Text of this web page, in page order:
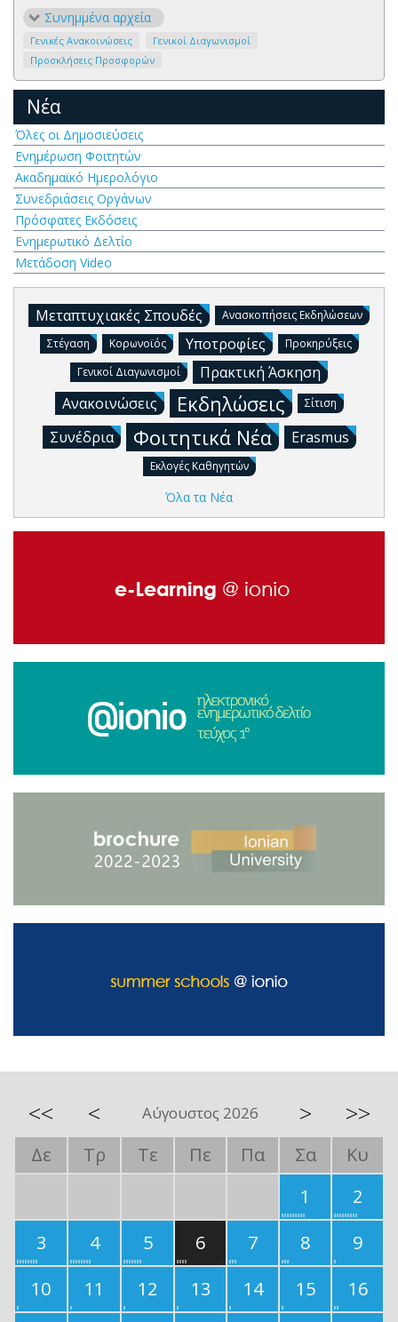
Συνημμένα αρχεία
Γενικές Ανακοινώσεις
Γενικοί Διαγωνισμοί
Προσκλήσεις Προσφορών
Νέα
Όλες οι Δημοσιεύσεις
Ενημέρωση Φοιτητών
Ακαδημαϊκό Ημερολόγιο
Συνεδριάσεις Οργάνων
Πρόσφατες Εκδόσεις
Ενημερωτικό Δελτίο
Μετάδοση Video
Μεταπτυχιακές Σπουδές
Ανασκοπήσεις Εκδηλώσεων
Στέγαση
Κορωνοϊός Υποτροφίες
Προκηρύξεις
Γενικοί Διαγωνισμοί
Πρακτική Άσκηση
Ανακοινώσεις
Εκδηλώσεις Σίτιση
Συνέδρια Φοιτητικά Νέα Erasmus
Εκλογές Καθηγητών
Όλα τα Νέα
<< < Αύγουστος 2026 > >>
Δε Τρ Τε Πε Πα Σα
Κυ
1
2
3
4 5 6 7 8
9
10
11 12 13 14 15
16